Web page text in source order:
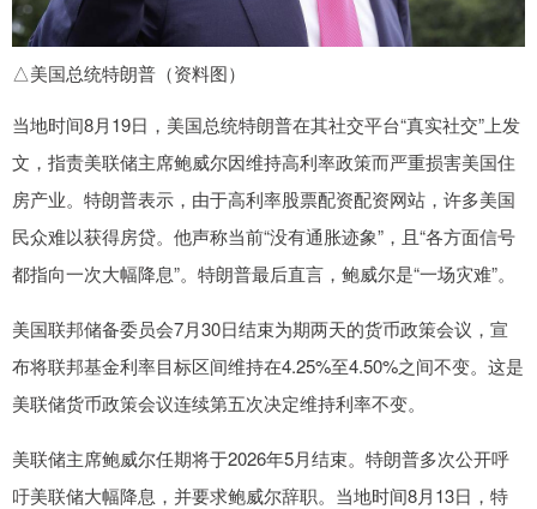
△美国总统特朗普（资料图）
当地时间8月19日，美国总统特朗普在其社交平台“真实社交”上发
文，指责美联储主席鲍威尔因维持高利率政策而严重损害美国住
房产业。特朗普表示，由于高利率股票配资配资网站，许多美国
民众难以获得房贷。他声称当前“没有通胀迹象”，且“各方面信号
都指向一次大幅降息”。特朗普最后直言，鲍威尔是“一场灾难”。
美国联邦储备委员会7月30日结束为期两天的货币政策会议，宣
布将联邦基金利率目标区间维持在4.25%至4.50%之间不变。这是
美联储货币政策会议连续第五次决定维持利率不变。
美联储主席鲍威尔任期将于2026年5月结束。特朗普多次公开呼
吁美联储大幅降息，并要求鲍威尔辞职。当地时间8月13日，特